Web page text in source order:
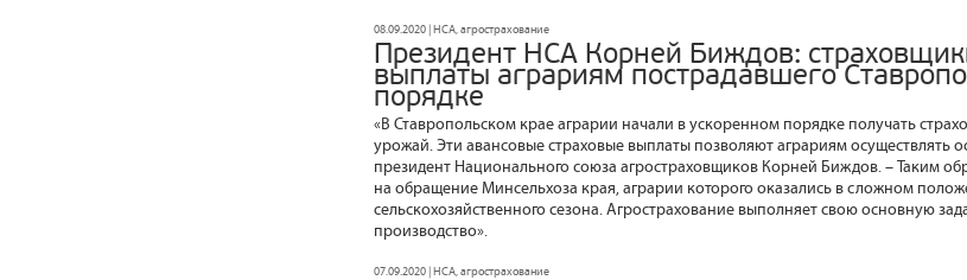
08.09.2020 | НСА, агрострахование
Президент НСА Корней Биждов:
выплаты аграриям пострадавшего
порядке
«В Ставропольском крае аграрии начали в ускоренном порядке получать
урожай. Эти авансовые страховые выплаты позволяют аграриям осуществлять
президент Национального союза агростраховщиков Корней Биждов. – Таким
на обращение Минсельхоза края, аграрии которого оказались в сложном
сельскохозяйственного сезона. Агрострахование выполняет свою основную
производство».
07.09.2020 | НСА, агрострахование